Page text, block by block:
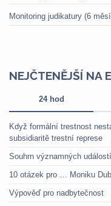
Monitoring judikatury (6
NEJČTENĚJŠÍ NA
24 hod
Když formální trestnost
subsidiaritě trestní represe
Souhrn významných
10 otázek pro … Moniku
Výpověď pro nadbytečnost